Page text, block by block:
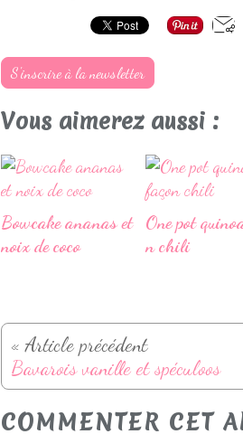
S'inscrire à la newsletter
Vous aimerez aussi :
Bowcake ananas et
noix de coco
One pot
n chili
« Article précédent
Bavarois vanille et spéculoos
COMMENTER CET